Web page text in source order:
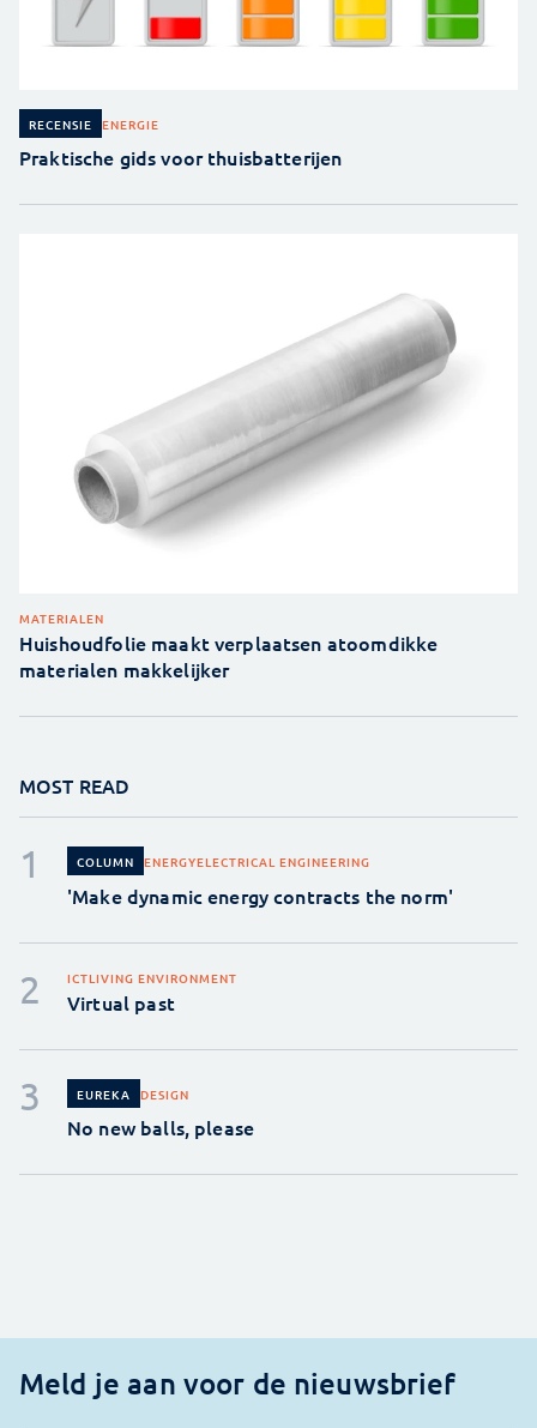
RECENSIE ENERGIE
Praktische gids voor thuisbatterijen
MATERIALEN
Huishoudfolie maakt verplaatsen atoomdikke
materialen makkelijker
MOST READ
COLUMN ENERGYELECTRICAL ENGINEERING
'Make dynamic energy contracts the norm'
ICTLIVING ENVIRONMENT
Virtual past
EUREKA DESIGN
No new balls, please
Meld je aan voor de nieuwsbrief